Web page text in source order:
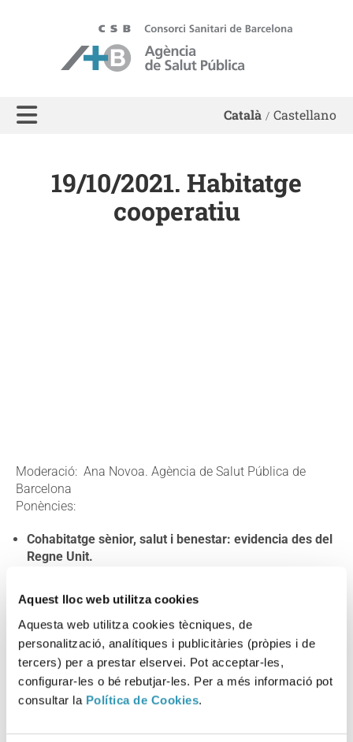
Aquest lloc web utilitza cookies
Aquesta web utilitza cookies tècniques, de
personalització, analítiques i publicitàries (pròpies i de
tercers) per a prestar elservei. Pot acceptar-les,
configurar-les o bé rebutjar-les. Per a més informació pot
consultar la Política de Cookies.
ASPB - Agència de Salut Pública de Barcelona
Català Castellano
19/10/2021. Habitatge
cooperatiu
Moderació: Ana Novoa. Agència de Salut Pública de
Barcelona
Ponències:
Cohabitatge sènior, salut i benestar: evidencia des del
Regne Unit.
Habitatge cooperatiu en cessió d’ús a Barcelona.
Ivan Gallardo. Gerència d’habitatge. Ajuntament de
Barcelona.
Impacte en salut de l’habitatge cooperatiu en cessió
d’ús: un estudi qualitatiu.
Alexia Reyes. Agència de Salut Pública de Barcelona.